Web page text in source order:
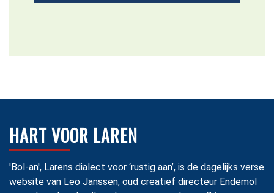
HART VOOR LAREN
'Bol-an', Larens dialect voor ‘rustig aan’, is de dagelijks verse
website van Leo Janssen, oud creatief directeur Endemol